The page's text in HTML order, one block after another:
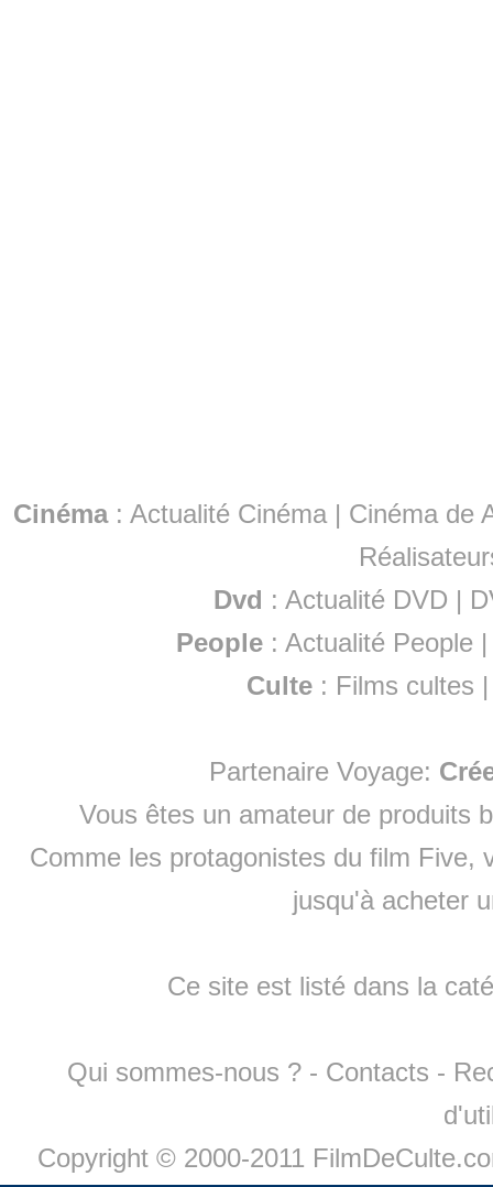
Cinéma: Actualité Cinéma | Cinéma de
Dvd : Actualité DVD |
People :Actualité People
Culte : Films cultes
Partenaire Voyage:
Vous êtes un amateur de produits
Comme les protagonistes du film Five,
jusqu'à acheter
Ce site est listé dans la
Qui sommes-nous ? - Contacts -
Copyright © 2000-2011